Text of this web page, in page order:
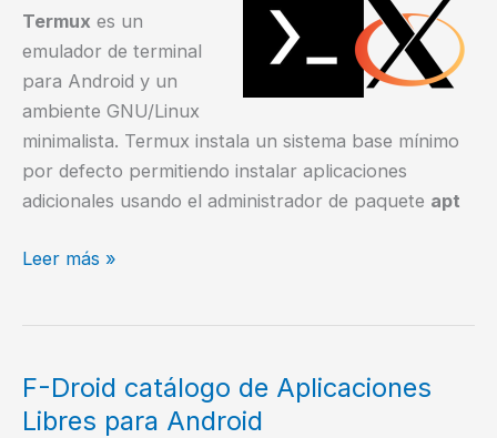
Termux es un
emulador de terminal
para Android y un
ambiente GNU/Linux
minimalista. Termux instala un sistema base mínimo
por defecto permitiendo instalar aplicaciones
adicionales usando el administrador de paquete apt
¿Cómo
en
Termux?
Leer más »
F-Droid catálogo de Aplicaciones
Libres para Android